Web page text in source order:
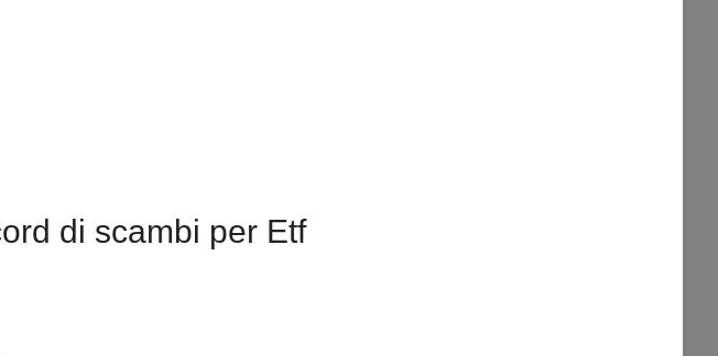
di scambi per Etf